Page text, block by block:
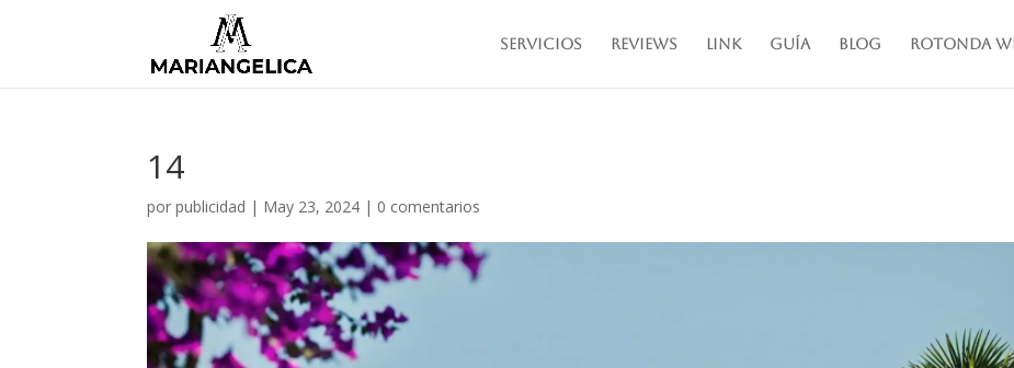
Servicios Reviews Link Guía Blog Rotonda
14
porpublicidad | May 23, 2024 | 0 comentarios